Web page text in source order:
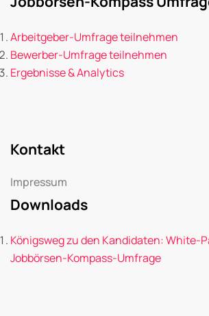
Arbeitgeber-Umfrage teilnehmen
Bewerber-Umfrage teilnehmen
Ergebnisse & Analytics
Kontakt
Impressum
Downloads
Königsweg zu den Kandidaten: White-
Jobbörsen-Kompass-Umfrage